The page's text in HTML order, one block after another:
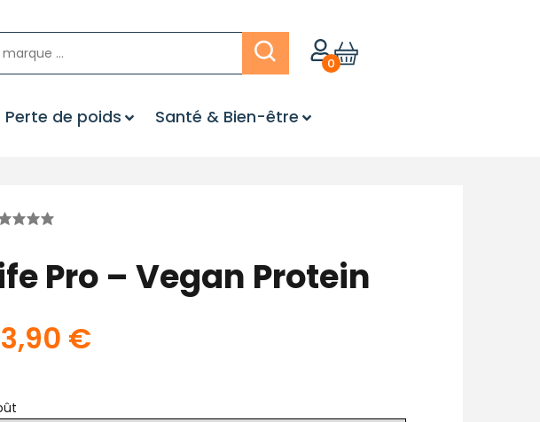
0
Perte de poids Santé & Bien-être
Pro – Vegan Protein
€